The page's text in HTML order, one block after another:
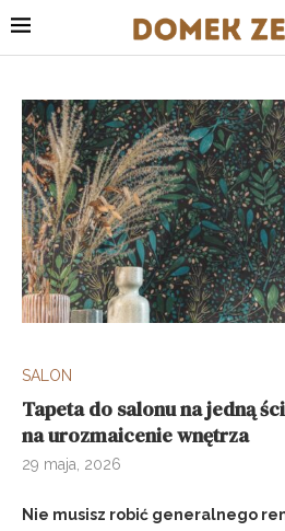
SALON
Tapeta do salonu na jedną
na urozmaicenie wnętrza
29 maja, 2026
Nie musisz robić generalnego